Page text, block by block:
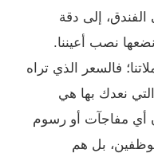
إلى دقة
نصب أعيننا.
فالسعر الذي تراه
نعدك بها هي
أي مفاجآت أو رسوم
بل هم